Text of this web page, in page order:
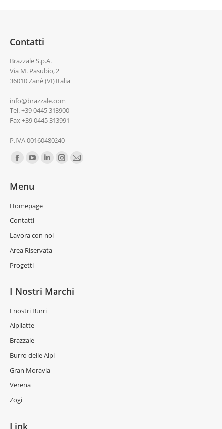
Contatti
Brazzale S.p.A.
Via M. Pasubio, 2
36010 Zanè (VI) Italia
info@brazzale.com
Tel. +39 0445 313900
Fax +39 0445 313991
P.IVA 00160480240
Ci puoi trovare su:
Menu
Homepage
Contatti
Lavora con noi
Area Riservata
Progetti
I Nostri Marchi
I nostri Burri
Alpilatte
Brazzale
Burro delle Alpi
Gran Moravia
Verena
Zogi
Link